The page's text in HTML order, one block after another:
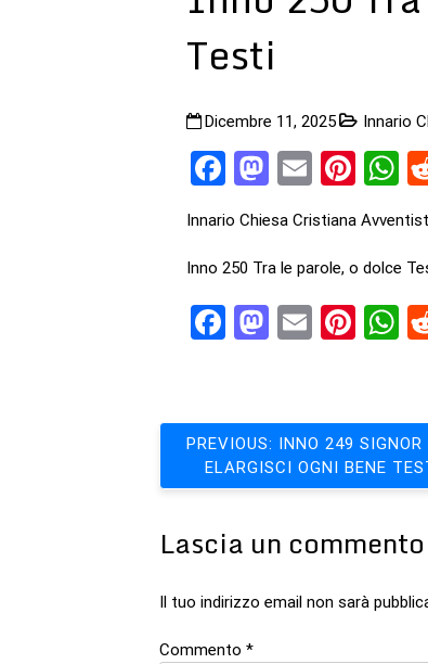
Testi
Dicembre 11, 2025 Innario
Facebook
Mastodon
Email
Innario Chiesa Cristiana
Inno 250 Tra le parole, o dolce
Facebook
Mastodon
Email
Navigazione
articoli
PREVIOUS: INNO 249 SIGNOR
ELARGISCI OGNI BENE
Lascia un commento
Il tuo indirizzo email non sarà
Commento *